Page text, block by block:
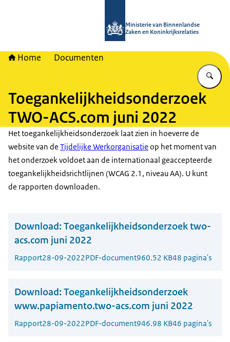
Ministerie van Binnenlandse
Zaken en Koninkrijksrelaties
Home Documenten
Toegankelijkheidsonderzoek
TWO-ACS.com juni 2022
Het toegankelijkheidsonderzoek laat zien in hoeverre de
website van de Tijdelijke Werkorganisatie op het moment van
het onderzoek voldoet aan de internationaal geaccepteerde
toegankelijkheidsrichtlijnen (WCAG 2.1, niveau AA). U kunt
de rapporten downloaden.
Download: Toegankelijkheidsonderzoek two-
acs.com juni 2022
Rapport28-09-2022PDF-document960.52 KB48 pagina's
Download: Toegankelijkheidsonderzoek
www.papiamento.two-acs.com juni 2022
Rapport28-09-2022PDF-document946.98 KB46 pagina's